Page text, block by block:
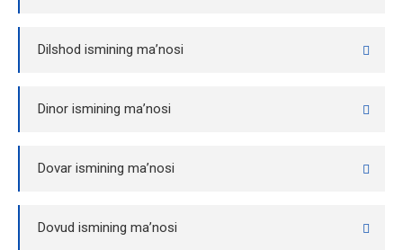
Dilshod ismining ma’nosi
Dinor ismining ma’nosi
Dovar ismining ma’nosi
Dovud ismining ma’nosi